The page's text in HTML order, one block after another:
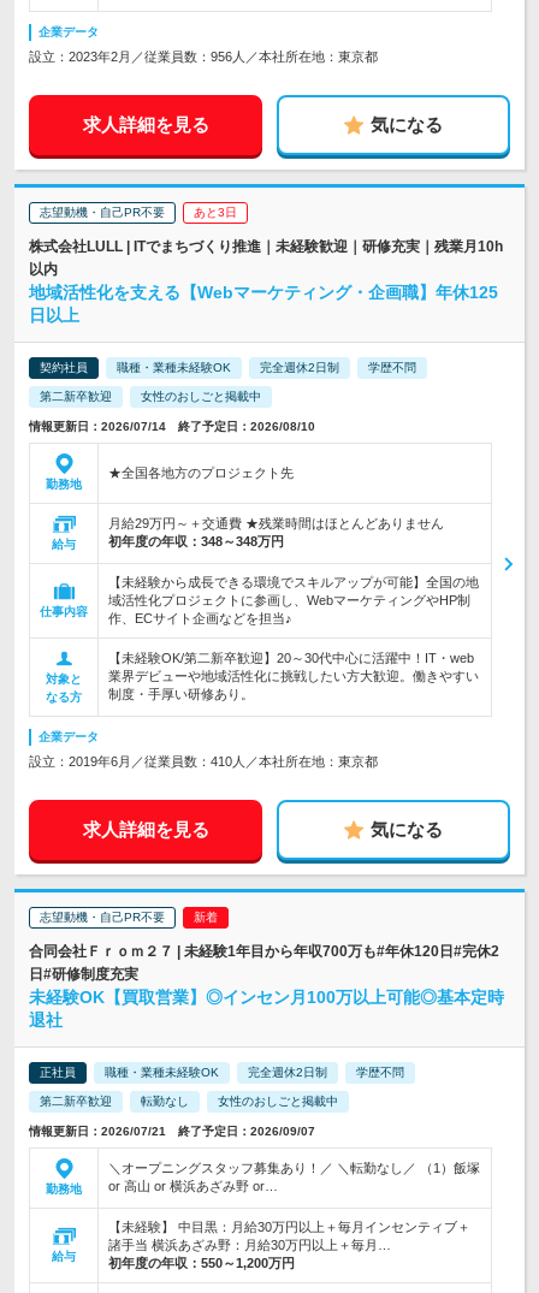
企業データ
設立：2023年2月／従業員数：956人／本社所在地：東京都
求人詳細を見る 気になる
志望動機・自己PR不要 あと3日
株式会社LULL | ITでまちづくり推進｜未経験歓迎｜研修充実｜残業月10h
以内
地域活性化を支える【Webマーケティング・企画職】年休125
日以上
契約社員 職種・業種未経験OK 完全週休2日制 学歴不問
第二新卒歓迎 女性のおしごと掲載中
情報更新日：2026/07/14 終了予定日：2026/08/10
勤務地
★全国各地方のプロジェクト先
給与
月給29万円～＋交通費 ★残業時間はほとんどありません
初年度の年収： 348～348万円
仕事内容
【未経験から成長できる環境でスキルアップが可能】全国の地
域活性化プロジェクトに参画し、WebマーケティングやHP制
作、ECサイト企画などを担当♪
対象と
なる方
【未経験OK/第二新卒歓迎】20～30代中心に活躍中！IT・web
業界デビューや地域活性化に挑戦したい方大歓迎。働きやすい
制度・手厚い研修あり。
企業データ
設立：2019年6月／従業員数：410人／本社所在地：東京都
求人詳細を見る 気になる
志望動機・自己PR不要
合同会社Ｆｒｏｍ２７ | 未経験1年目から年収700万も#年休120日#完休2
日#研修制度充実
未経験OK【買取営業】◎インセン月100万以上可能◎基本定時
退社
正社員 職種・業種未経験OK 完全週休2日制 学歴不問
第二新卒歓迎 転勤なし 女性のおしごと掲載中
情報更新日：2026/07/21 終了予定日：2026/09/07
勤務地
＼オープニングスタッフ募集あり！／ ＼転勤なし／ （1）飯塚
or 高山 or 横浜あざみ野 or…
給与
【未経験】 中目黒：月給30万円以上＋毎月インセンティブ＋
諸手当 横浜あざみ野：月給30万円以上＋毎月…
初年度の年収： 550～1,200万円